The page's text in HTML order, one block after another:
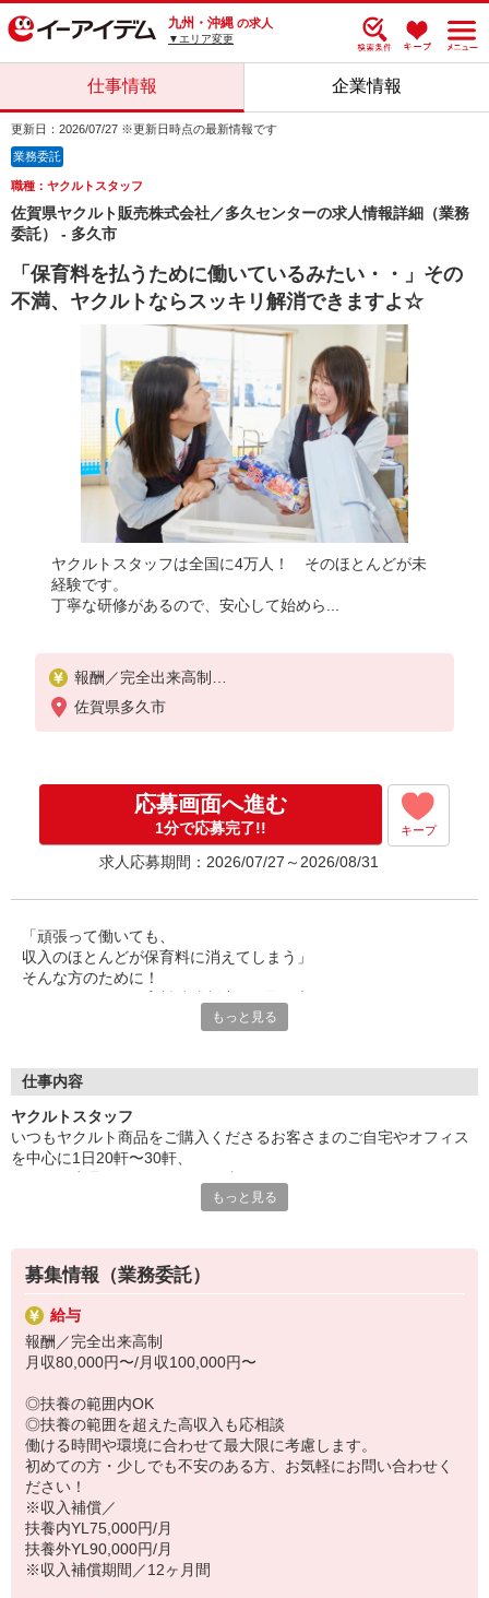
九州・沖縄 の求人
▼エリア変更
仕事情報 企業情報
更新日：2026/07/27 ※更新日時点の最新情報です
業務委託
職種：ヤクルトスタッフ
佐賀県ヤクルト販売株式会社／多久センターの求人情報詳細（業務
委託） - 多久市
「保育料を払うために働いているみたい・・」その
不満、ヤクルトならスッキリ解消できますよ☆
ヤクルトスタッフは全国に4万人！ そのほとんどが未
経験です。
丁寧な研修があるので、安心して始めら...
報酬／完全出来高制
月収80,000円〜/月収100,000円〜
働ける時間や環境に合わせて最大限に考慮します。
初めての方・少しでも不安のある方、お気軽にお問
い合わせください！
※収入補償／
扶養内YL75,000円/月
※収入補償期間／12ヶ月間
◆商品買取りなし！働いた分はしっかり稼げます◎
※研修期間／14日間／3,277円／日
収入保障期間：12か月
佐賀県多久市
応募画面へ進む
1分で応募完了!! キープ
求人応募期間：2026/07/27～2026/08/31
「頑張って働いても、
収入のほとんどが保育料に消えてしまう」
そんな方のために！
一般の保育園に子どもを預けている方をバックアップ◎
◆急なお休みにもスタッフ同士で快くフォロー
など、働くママの多いヤクルトならではの
仕事×育児のお悩みをスッキリ解決に導きます☆
もっと見る
仕事内容
ヤクルトスタッフ
いつもヤクルト商品をご購入くださるお客さまのご自宅やオフィス
を中心に1日20軒〜30軒、
商品を通じてお客さまとふれあう楽しさ、健康的な生活にお役立ち
す！
〜ヤクルトスタッフの1日〜
2児の母として仕事と家庭の両立をしているHさん。
実際のワークスタイルを、一例としてご紹介いたします！
※時間は地域によって異なります。
8:30 朝礼が終わったら出発
13:00 お届け修了、翌日準備、集計作業
14:30お仕事修了
☆ココがPoint☆
・保育料補助制度があります！
・家事・夕食の支度なども余裕をもってできます！
もっと見る
募集情報（業務委託）
給与
報酬／完全出来高制
月収80,000円〜/月収100,000円〜
◎扶養の範囲内OK
◎扶養の範囲を超えた高収入も応相談
働ける時間や環境に合わせて最大限に考慮します。
初めての方・少しでも不安のある方、お気軽にお問い合わせく
ださい！
※収入補償／
扶養内YL75,000円/月
扶養外YL90,000円/月
※収入補償期間／12ヶ月間